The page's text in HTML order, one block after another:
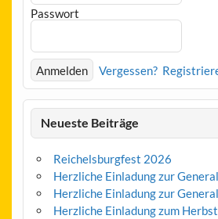
Passwort
Vergessen?
Neueste Beiträge
Reichelsburgfest 2026
Herzliche Einladung zur
Herzliche Einladung zur
Herzliche Einladung zum